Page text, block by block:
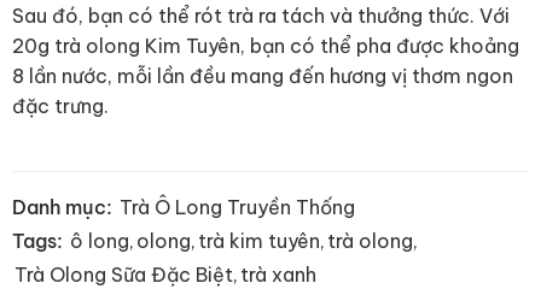
Sau đó, bạn có thể rót trà ra tách và thưởng thức. Với
20g trà olong Kim Tuyên, bạn có thể pha được khoảng
8 lần nước, mỗi lần đều mang đến hương vị thơm ngon
đặc trưng.
Danh mục: Trà Ô Long Truyền Thống
Tags: ô long, olong, trà kim tuyên, trà olong,
Trà Olong Sữa Đặc Biệt, trà xanh